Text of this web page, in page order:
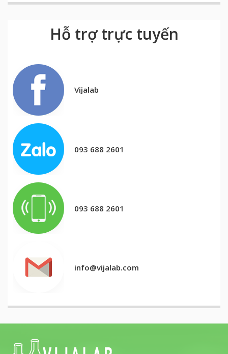
Hỗ trợ trực tuyến
Vijalab
093 688 2601
093 688 2601
info@vijalab.com